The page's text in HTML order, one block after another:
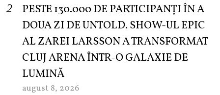
PESTE 130.000 DE PARTICIPANȚI ÎN A
DOUA ZI DE UNTOLD. SHOW-UL EPIC
AL ZAREI LARSSON A TRANSFORMAT
CLUJ ARENA ÎNTR-O GALAXIE DE
LUMINĂ
august 8, 2026